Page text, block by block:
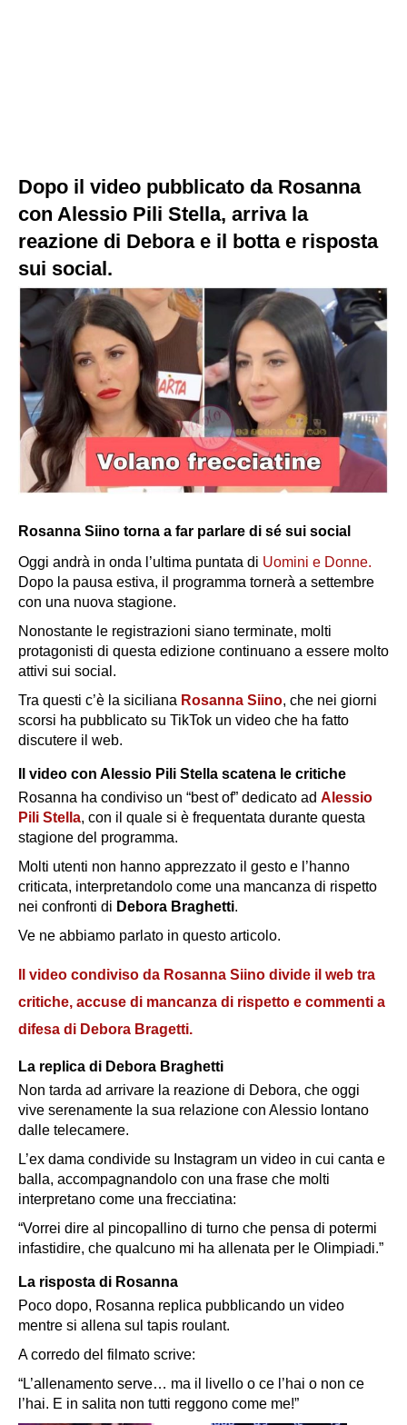
Dopo il video pubblicato da Rosanna
con Alessio Pili Stella, arriva la
reazione di Debora e il botta e risposta
sui social.
Rosanna Siino torna a far parlare di sé sui social
Oggi andrà in onda l’ultima puntata di Uomini e Donne.
Dopo la pausa estiva, il programma tornerà a settembre
con una nuova stagione.
Nonostante le registrazioni siano terminate, molti
protagonisti di questa edizione continuano a essere molto
attivi sui social.
Tra questi c’è la siciliana Rosanna Siino, che nei giorni
scorsi ha pubblicato su TikTok un video che ha fatto
discutere il web.
Il video con Alessio Pili Stella scatena le critiche
Rosanna ha condiviso un “best of” dedicato ad Alessio
Pili Stella, con il quale si è frequentata durante questa
stagione del programma.
Molti utenti non hanno apprezzato il gesto e l’hanno
criticata, interpretandolo come una mancanza di rispetto
nei confronti di Debora Braghetti.
Ve ne abbiamo parlato in questo articolo.
Il video condiviso da Rosanna Siino divide il web tra
critiche, accuse di mancanza di rispetto e commenti a
difesa di Debora Bragetti.
La replica di Debora Braghetti
Non tarda ad arrivare la reazione di Debora, che oggi
vive serenamente la sua relazione con Alessio lontano
dalle telecamere.
L’ex dama condivide su Instagram un video in cui canta e
balla, accompagnandolo con una frase che molti
interpretano come una frecciatina:
“Vorrei dire al pincopallino di turno che pensa di potermi
infastidire, che qualcuno mi ha allenata per le Olimpiadi.”
La risposta di Rosanna
Poco dopo, Rosanna replica pubblicando un video
mentre si allena sul tapis roulant.
A corredo del filmato scrive:
“L’allenamento serve… ma il livello o ce l’hai o non ce
l’hai. E in salita non tutti reggono come me!”